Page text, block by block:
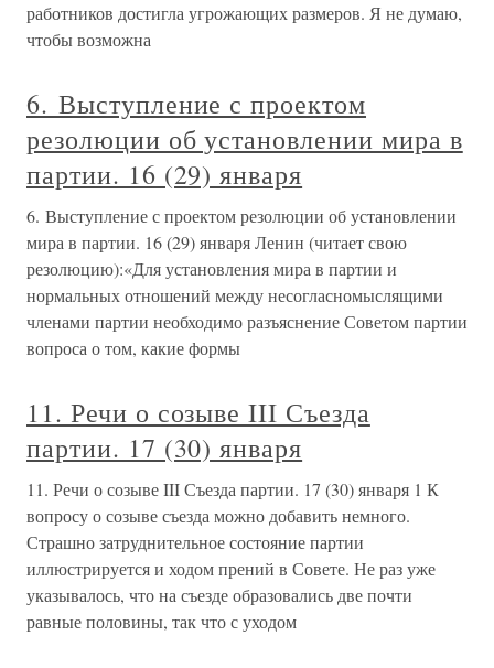
работников достигла угрожающих размеров. Я не думаю,
чтобы возможна
6. Выступление с проектом
резолюции об установлении мира в
партии. 16 (29) января
6. Выступление с проектом резолюции об установлении
мира в партии. 16 (29) января Ленин (читает свою
резолюцию):«Для установления мира в партии и
нормальных отношений между несогласномыслящими
членами партии необходимо разъяснение Советом партии
вопроса о том, какие формы
11. Речи о созыве III Съезда
партии. 17 (30) января
11. Речи о созыве III Съезда партии. 17 (30) января 1 К
вопросу о созыве съезда можно добавить немного.
Страшно затруднительное состояние партии
иллюстрируется и ходом прений в Совете. Не раз уже
указывалось, что на съезде образовались две почти
равные половины, так что с уходом